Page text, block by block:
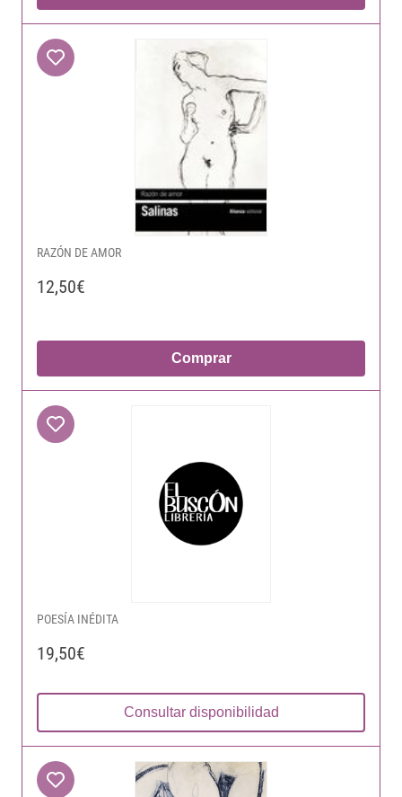
RAZÓN DE AMOR
12,50€
Comprar
POESÍA INÉDITA
19,50€
Consultar disponibilidad